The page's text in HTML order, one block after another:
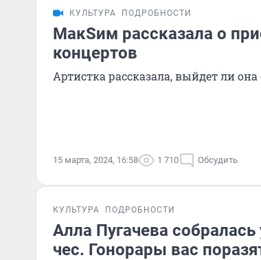
КУЛЬТУРА ПОДРОБНОСТИ
МакSим рассказала о
концертов
Артистка рассказала, выйдет ли
15 марта, 2024, 16:58 1 710 Обсудить
КУЛЬТУРА ПОДРОБНОСТИ
Алла Пугачева
чес. Гонорары вас